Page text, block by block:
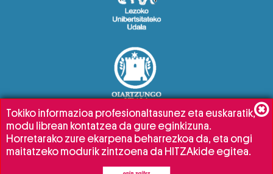
Tokiko informazioa profesionaltasunez eta euskaratik,
modu librean kontatzea da gure eginkizuna.
Horretarako zure ekarpena beharrezkoa da, eta ongi
maitatzeko modurik zintzoena da HITZAkide egitea.